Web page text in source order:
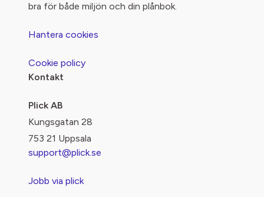
bra för både miljön och din plånbok.
Hantera cookies
Cookie policy
Kontakt
Plick AB
Kungsgatan 28
753 21 Uppsala
support@plick.se
Jobb via plick